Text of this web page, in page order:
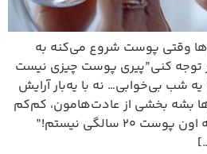
وقتی پوست شروع می‌کنه به
توجه کنی”پیری پوست چیزی نیست
یه شب بی‌خوابی… نه با یه‌بار آرایش
بشه بخشی از عادت‌هامون، کم‌کم
پوست بهمون می‌گه:“دیگه اون پوست ۲۰ سالگی نیستم!”